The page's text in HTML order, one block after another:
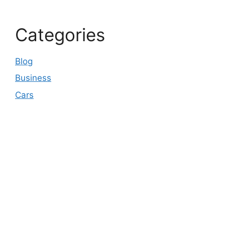
Categories
Blog
Business
Cars